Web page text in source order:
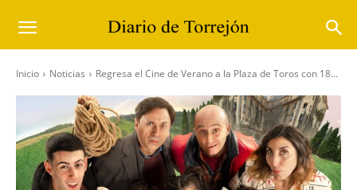
Inicio Noticias Regresa el Cine de Verano a la Plaza de Toros con 18...